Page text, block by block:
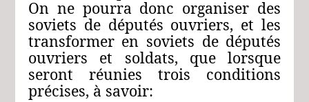
On ne pourra donc organiser des
soviets de députés ouvriers, et les
transformer en soviets de députés
ouvriers et soldats, que lorsque
seront réunies trois conditions
précises, à savoir: